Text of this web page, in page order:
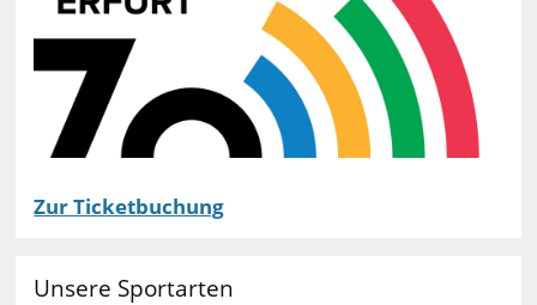
Zur Ticketbuchung
Unsere Sportarten